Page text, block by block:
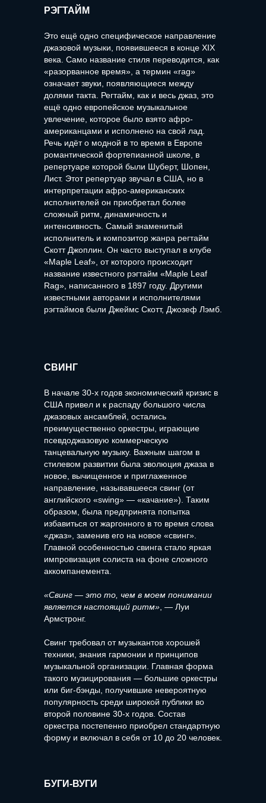
РЭГТАЙМ
Это ещё одно специфическое направление
джазовой музыки, появившееся в конце XIX
века. Само название стиля переводится, как
«разорванное время», а термин «rag»
означает звуки, появляющиеся между
долями такта. Регтайм, как и весь джаз, это
ещё одно европейское музыкальное
увлечение, которое было взято афро-
американцами и исполнено на свой лад.
Речь идёт о модной в то время в Европе
романтической фортепианной школе, в
репертуаре которой были Шуберт, Шопен,
Лист. Этот репертуар звучал в США, но в
интерпретации афро-американских
исполнителей он приобретал более
сложный ритм, динамичность и
интенсивность. Самый знаменитый
исполнитель и композитор жанра регтайм
Скотт Джоплин. Он часто выступал в клубе
«Maple Leaf», от которого происходит
название известного рэгтайм «Maple Leaf
Rag», написанного в 1897 году. Другими
известными авторами и исполнителями
рэгтаймов были Джеймс Скотт, Джозеф Лэмб.
СВИНГ
В начале 30-х годов экономический кризис в
США привел и к распаду большого числа
джазовых ансамблей, остались
преимущественно оркестры, играющие
псевдоджазовую коммерческую
танцевальную музыку. Важным шагом в
стилевом развитии была эволюция джаза в
новое, вычищенное и приглаженное
направление, называвшееся свинг (от
английского «swing» — «качание»). Таким
образом, была предпринята попытка
избавиться от жаргонного в то время слова
«джаз», заменив его на новое «свинг».
Главной особенностью свинга стало яркая
импровизация солиста на фоне сложного
аккомпанемента.
«Свинг — это то, чем в моем понимании
является настоящий ритм» , — Луи
Армстронг.
Свинг требовал от музыкантов хорошей
техники, знания гармонии и принципов
музыкальной организации. Главная форма
такого музицирования — большие оркестры
или биг-бэнды, получившие невероятную
популярность среди широкой публики во
второй половине 30-х годов. Состав
оркестра постепенно приобрел стандартную
форму и включал в себя от 10 до 20 человек.
БУГИ-ВУГИ